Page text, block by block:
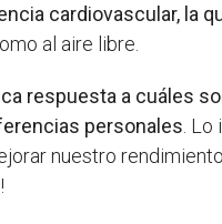
cardiovascular, la
al aire libre.
respuesta a cuáles
personales .
nuestro